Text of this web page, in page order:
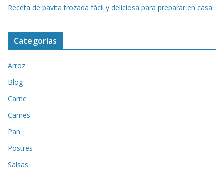
Receta de pavita trozada fácil y deliciosa para preparar en casa
Categorías
Arroz
Blog
Carne
Carnes
Pan
Postres
Salsas